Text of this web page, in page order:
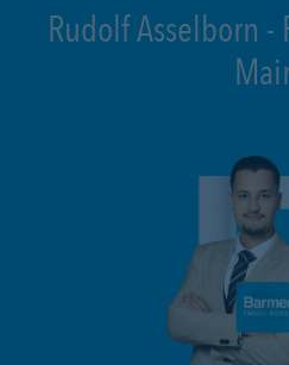
Rudolf Asselborn -